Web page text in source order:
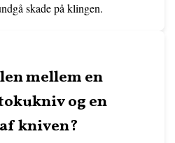
skade på klingen.
mellem en
og en
kniven?